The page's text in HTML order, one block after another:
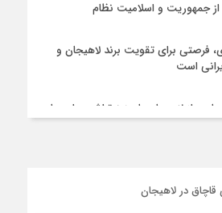
جمهوریت و اسلامیت نظام
فرصتی برای تقویت برند لاهیجان و
است
از لاهیجان یا هزینه‌تراشی برای چای
قاچاق در لاهیجان